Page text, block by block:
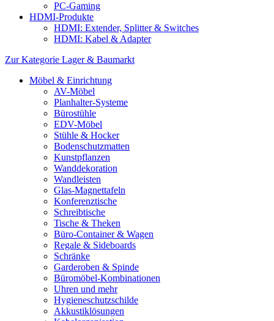
PC-Gaming
HDMI-Produkte
HDMI: Extender, Splitter & Switches
HDMI: Kabel & Adapter
Zur Kategorie Lager & Baumarkt
Möbel & Einrichtung
AV-Möbel
Planhalter-Systeme
Bürostühle
EDV-Möbel
Stühle & Hocker
Bodenschutzmatten
Kunstpflanzen
Wanddekoration
Wandleisten
Glas-Magnettafeln
Konferenztische
Schreibtische
Tische & Theken
Büro-Container & Wagen
Regale & Sideboards
Schränke
Garderoben & Spinde
Büromöbel-Kombinationen
Uhren und mehr
Hygieneschutzschilde
Akkustiklösungen